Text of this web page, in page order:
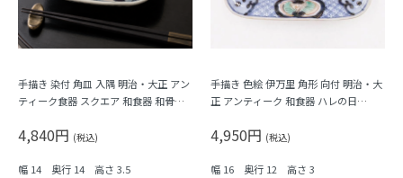
手描き 染付 角皿 入隅 明治・大正 アン
ティーク食器 スクエア 和食器 和骨董
4,840円 (税込)
幅 14 奥行 14 高さ 3.5
手描き 色絵 伊万里 角形 向付 明治・大
正 アンティーク 和食器 ハレの日
4,950円 (税込)
幅 16 奥行 12 高さ 3